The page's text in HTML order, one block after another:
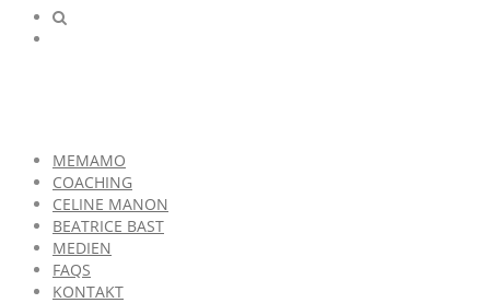
MEMAMO
COACHING
CELINE MANON
BEATRICE BAST
MEDIEN
FAQS
KONTAKT